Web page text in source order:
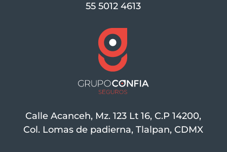
55 5012 4613
Calle Acanceh, Mz. 123 Lt 16, C.P 14200,
Col. Lomas de padierna, Tlalpan, CDMX